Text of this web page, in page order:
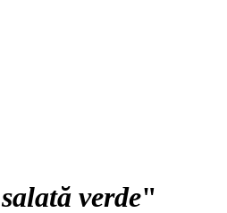
salată verde"